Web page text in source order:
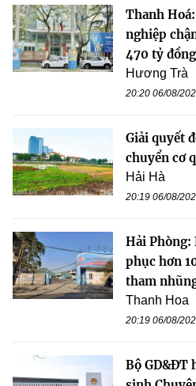
Thanh
nghiệp
470 tỷ đồng
Hương Trà
20:20 06/08/
Giải quyết
chuyển cơ
Hải Hà
20:19 06/08/
Hải Phòng:
phục hơn
tham
Thanh Hoa
20:19 06/08/
Bộ GD&ĐT